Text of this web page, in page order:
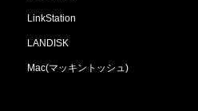
LinkStation
LANDISK
Mac(マッキントッシュ)